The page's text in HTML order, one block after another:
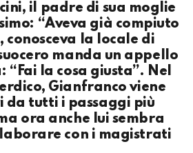
il padre di sua moglie
“Aveva già compiuto
conosceva la locale di
manda un appello
“Fai la cosa giusta”. Nel
Gianfranco viene
da tutti i passaggi più
ora anche lui sembra
con i magistrati